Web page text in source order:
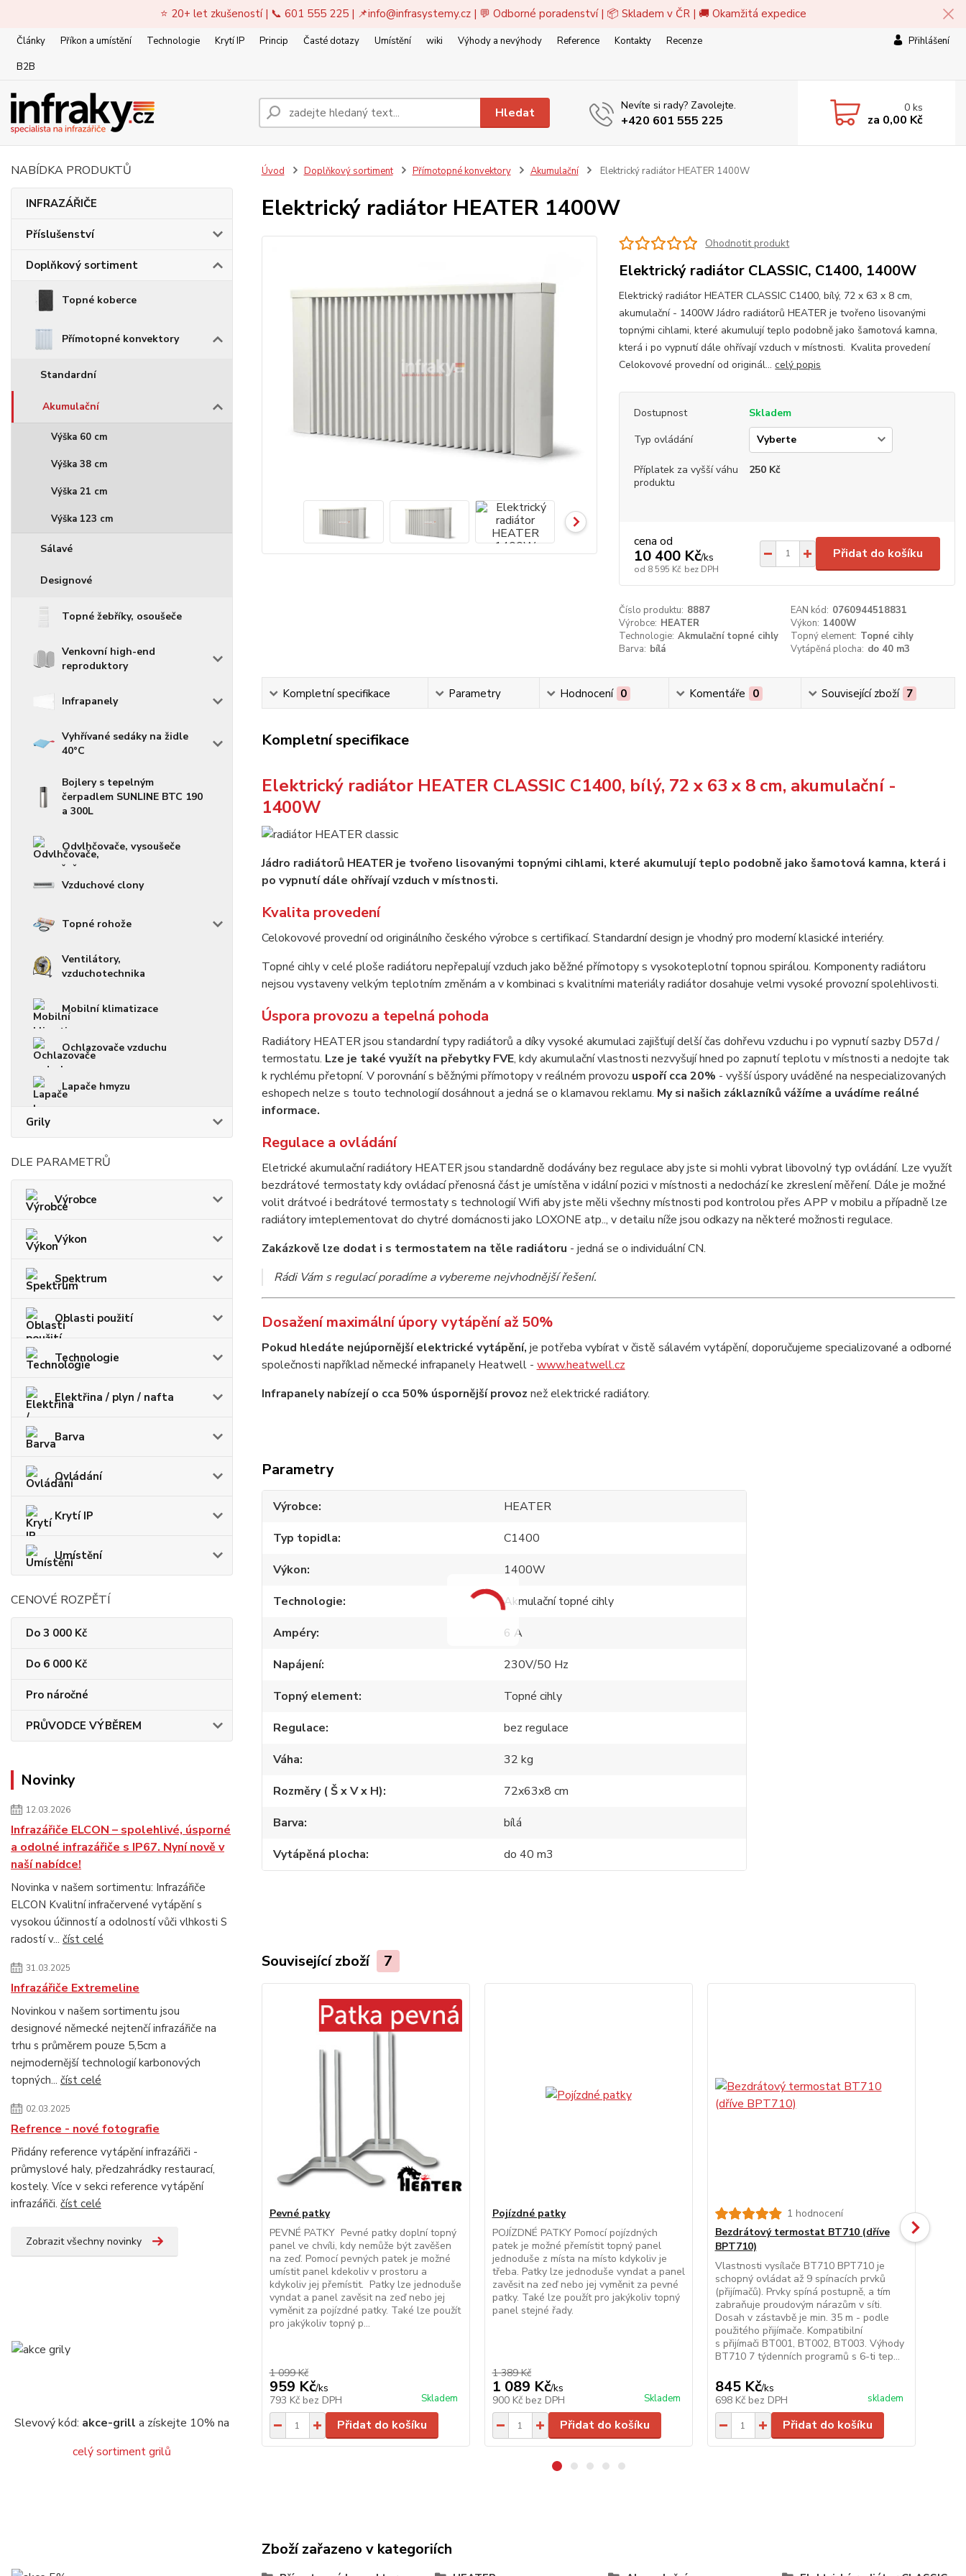
⭐ 20+ let zkušeností | 📞 601 555 225 | 📌info@infrasystemy.cz| 💬 Odborné poradenství | 📦 Skladem v ČR | 🚚 Okamžitá expedice
Články Příkon a umístění Technologie Krytí IP Princip Časté dotazy Umístění wiki Výhody a nevýhody Reference Kontakty
Recenze
B2B
Přihlášení
Hledat Nevíte si rady? Zavolejte.
+420 601 555 225
0 ks
za 0,00 Kč
NABÍDKA PRODUKTŮ
INFRAZÁŘIČE
Příslušenství
Doplňkový sortiment
Topné koberce
Přímotopné konvektory
Standardní
Akumulační
Výška 60 cm
Výška 38 cm
Výška 21 cm
Výška 123 cm
Sálavé
Designové
Topné žebříky, osoušeče
Venkovní high-end
reproduktory
Infrapanely
Vyhřívané sedáky na židle
40°C
Bojlery s tepelným
čerpadlem SUNLINE BTC 190
a 300L
Odvlhčovače, vysoušeče
Vzduchové clony
Topné rohože
Ventilátory,
vzduchotechnika
Mobilní klimatizace
Ochlazovače vzduchu
Lapače hmyzu
Grily
DLE PARAMETRŮ
Výrobce
Výkon
Spektrum
Oblasti použití
Technologie
Elektřina / plyn / nafta
Barva
Ovládání
Krytí IP
Umístění
CENOVÉ ROZPĚTÍ
Do 3 000 Kč
Do 6 000 Kč
Pro náročné
PRŮVODCE VÝBĚREM
Novinky
12.03.2026
Infrazářiče ELCON – spolehlivé, úsporné
a odolné infrazářiče s IP67. Nyní nově v
naší nabídce!
Novinka v našem sortimentu: Infrazářiče
ELCON Kvalitní infračervené vytápění s
vysokou účinností a odolností vůči vlhkosti S
radostí v... číst celé
31.03.2025
Infrazářiče Extremeline
Novinkou v našem sortimentu jsou
designové německé nejtenčí infrazářiče na
trhu s průměrem pouze 5,5cm a
nejmodernější technologií karbonových
topných... číst celé
02.03.2025
Refrence - nové fotografie
Přidány reference vytápění infrazářiči -
průmyslové haly, předzahrádky restaurací,
kostely. Více v sekci reference vytápění
infrazářiči. číst celé
Zobrazit všechny novinky
Slevový kód: akce-grill a získejte 10% na
celý sortiment grilů
Úvod Doplňkový sortiment Přímotopné konvektory Akumulační Elektrický radiátor HEATER 1400W
Elektrický radiátor HEATER 1400W
Ohodnotit produkt
Elektrický radiátor CLASSIC, C1400, 1400W
Elektrický radiátor HEATER CLASSIC C1400, bílý, 72 x 63 x 8 cm,
akumulační - 1400W Jádro radiátorů HEATER je tvořeno lisovanými
topnými cihlami, které akumulují teplo podobně jako šamotová kamna,
která i po vypnutí dále ohřívají vzduch v místnosti. Kvalita provedení
Celokovové provední od originál...celý popis
Dostupnost
Skladem
Typ ovládání
Příplatek za vyšší váhu
produktu
250 Kč
cena od
10 400 Kč/ks
od 8 595 Kč bez DPH
Přidat do košíku
Číslo produktu: 8887 EAN kód: 0760944518831
Výrobce: HEATER Výkon: 1400W
Technologie: Akmulační topné cihly Topný element: Topné cihly
Barva: bílá Vytápěná plocha: do 40 m3
Kompletní specifikace Parametry Hodnocení 0 Komentáře 0 Související zboží 7
Kompletní specifikace
Elektrický radiátor HEATER CLASSIC C1400, bílý, 72 x 63 x 8 cm, akumulační -
1400W
Jádro radiátorů HEATER je tvořeno lisovanými topnými cihlami, které akumulují teplo podobně jako šamotová kamna, která i
po vypnutí dále ohřívají vzduch v místnosti.
Kvalita provedení
Celokovové provední od originálního českého výrobce s certifikací. Standardní design je vhodný pro moderní klasické interiéry.
Topné cihly v celé ploše radiátoru nepřepalují vzduch jako běžné přímotopy s vysokoteplotní topnou spirálou. Komponenty radiátoru
nejsou vystaveny velkým teplotním změnám a v kombinaci s kvalitními materiály radiátor dosahuje velmi vysoké provozní spolehlivosti.
Úspora provozu a tepelná pohoda
Radiátory HEATER jsou standardní typy radiátorů a díky vysoké akumulaci zajišťují delší čas dohřevu vzduchu i po vypnutí sazby D57d /
termostatu. Lze je také využít na přebytky FVE, kdy akumulační vlastnosti nezvyšují hned po zapnutí teplotu v místnosti a nedojte tak
k rychlému přetopní. V porovnání s běžnými přímotopy v reálném provozu uspoří cca 20% - vyšší úspory uváděné na nespecializovaných
eshopech nelze s touto technologií dosáhnout a jedná se o klamavou reklamu. My si našich záklazníků vážíme a uvádíme reálné
informace.
Regulace a ovládání
Eletrické akumulační radiátory HEATER jsou standardně dodávány bez regulace aby jste si mohli vybrat libovolný typ ovládání. Lze využít
bezdrátové termostaty kdy ovládací přenosná část je umístěna v idální pozici v místnosti a nedochází ke zkreslení měření. Dále je možné
volit drátvoé i bedrátové termostaty s technologií Wifi aby jste měli všechny místnosti pod kontrolou přes APP v mobilu a případně lze
radiátory imteplementovat do chytré domácnosti jako LOXONE atp.., v detailu níže jsou odkazy na některé možnosti regulace.
Zakázkově lze dodat i s termostatem na těle radiátoru - jedná se o individuální CN.
Rádi Vám s regulací poradíme a vybereme nejvhodnější řešení.
Dosažení maximální úpory vytápění až 50%
Pokud hledáte nejúpornější elektrické vytápění, je potřeba vybírat v čistě sálavém vytápění, doporučujeme specializované a odborné
společnosti například německé infrapanely Heatwell - www.heatwell.cz
Infrapanely nabízejí o cca 50% úspornější provoz než elektrické radiátory.
Parametry
Výrobce
HEATER
Typ topidla
C1400
Výkon
1400W
Technologie
Akmulační topné cihly
Ampéry
6 A
Napájení
230V/50 Hz
Topný element
Topné cihly
Regulace
bez regulace
Váha
32 kg
Rozměry ( Š x V x H)
72x63x8 cm
Barva
bílá
Vytápěná plocha
do 40 m3
Související zboží 7
Pevné patky
PEVNÉ PATKY Pevné patky doplní topný
panel ve chvíli, kdy nemůže být zavěšen
na zeď. Pomocí pevných patek je možné
umístit panel kdekoliv v prostoru a
kdykoliv jej přemístit. Patky lze jednoduše
vyndat a panel zavěsit na zeď nebo jej
vyměnit za pojízdné patky. Také lze použít
pro jakýkoliv topný p...
1 099 Kč
959 Kč/ks
793 Kč bez DPH Skladem
Přidat do košíku
Pojízdné patky
POJÍZDNÉ PATKY Pomocí pojízdných
patek je možné přemístit topný panel
jednoduše z místa na místo kdykoliv je
třeba. Patky lze jednoduše vyndat a panel
zavěsit na zeď nebo jej vyměnit za pevné
patky. Také lze použít pro jakýkoliv topný
panel stejné řady.
1 389 Kč
1 089 Kč/ks
900 Kč bez DPH Skladem
Přidat do košíku
1 hodnocení
Bezdrátový termostat BT710 (dříve
BPT710)
Vlastnosti vysílače BT710 BPT710 je
schopný ovládat až 9 spínacích prvků
(přijímačů). Prvky spíná postupně, a tím
zabraňuje proudovým nárazům v síti.
Dosah v zástavbě je min. 35 m - podle
použitého přijímače. Kompatibilní
s přijímači BT001, BT002, BT003. Výhody
BT710 7 týdenních programů s 6-ti tep...
845 Kč/ks
698 Kč bez DPH skladem
Přidat do košíku
Zboží zařazeno v kategoriích